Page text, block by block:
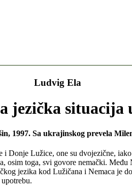
Ludvig Ela
jezička situacija
1997. Sa ukrajinskog prevela
Donje Lužice, one su dvojezične,
osim toga, svi govore nemački.
jezika kod Lužičana i Nemaca je